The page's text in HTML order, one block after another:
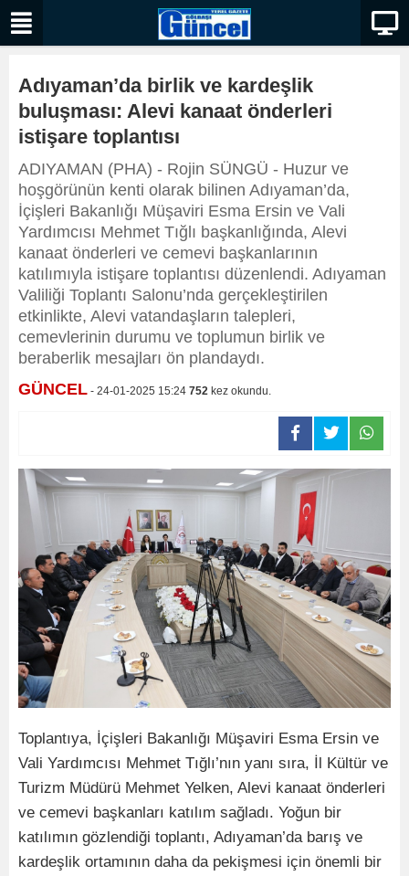
Adıyaman’da birlik ve kardeşlik
buluşması: Alevi kanaat önderleri
istişare toplantısı
ADIYAMAN (PHA) - Rojin SÜNGÜ - Huzur ve
hoşgörünün kenti olarak bilinen Adıyaman’da,
İçişleri Bakanlığı Müşaviri Esma Ersin ve Vali
Yardımcısı Mehmet Tığlı başkanlığında, Alevi
kanaat önderleri ve cemevi başkanlarının
katılımıyla istişare toplantısı düzenlendi. Adıyaman
Valiliği Toplantı Salonu’nda gerçekleştirilen
etkinlikte, Alevi vatandaşların talepleri,
cemevlerinin durumu ve toplumun birlik ve
beraberlik mesajları ön plandaydı.
GÜNCEL - 24-01-2025 15:24 752 kez okundu.
Toplantıya, İçişleri Bakanlığı Müşaviri Esma Ersin ve
Vali Yardımcısı Mehmet Tığlı’nın yanı sıra, İl Kültür ve
Turizm Müdürü Mehmet Yelken, Alevi kanaat önderleri
ve cemevi başkanları katılım sağladı. Yoğun bir
katılımın gözlendiği toplantı, Adıyaman’da barış ve
kardeşlik ortamının daha da pekişmesi için önemli bir